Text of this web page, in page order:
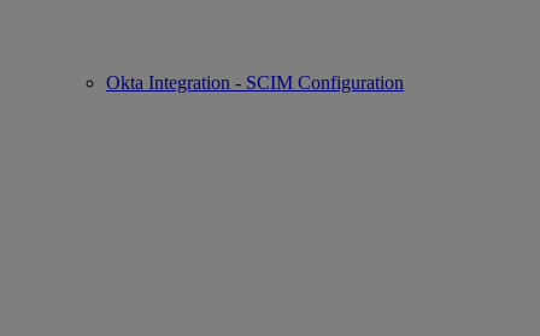
Okta Integration - SCIM Configuration